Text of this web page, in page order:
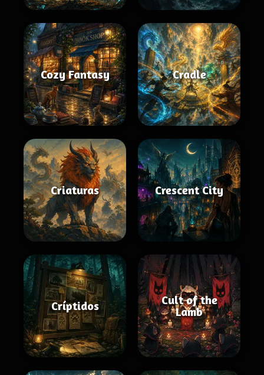
Cozy Fantasy Cradle
Criaturas Crescent City
Críptidos
Cult of the
Lamb